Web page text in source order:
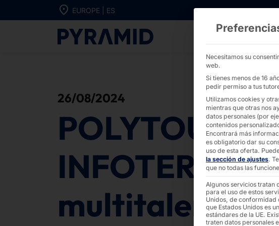
Ir directamente al contenido
EUROPE | ES
POLYTOUCH®
26/08/2024
POLYTOUCH®
multitalento
Necesitamos su
web.
Si tienes menos de 16
pedir permiso a tus
Utilizamos cookies y
mientras que otras nos
datos personales (por
contenidos
Encontrará más
es obligatorio dar su
uso de esta oferta.
la sección de ajustes.
que no todas las
Algunos servicios tratan
para el uso de estos
Unidos, de conformidad
que Estados Unidos es
estándares de la UE.
traten datos personales